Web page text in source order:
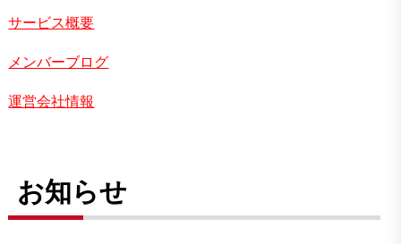
サービス概要
メンバーブログ
運営会社情報
お知らせ